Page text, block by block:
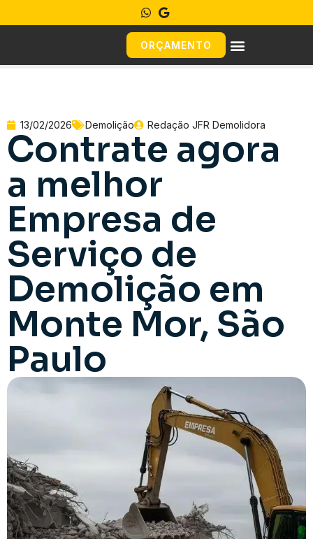
ORÇAMENTO
13/02/2026 Demolição Redação JFR Demolidora
Contrate agora
a melhor
Empresa de
Serviço de
Demolição em
Monte Mor, São
Paulo